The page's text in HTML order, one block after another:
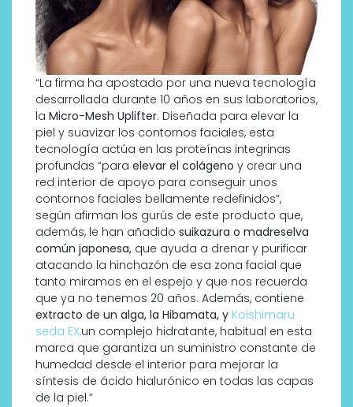
“La firma ha apostado por una nueva tecnología
desarrollada durante 10 años en sus laboratorios,
la Micro-Mesh Uplifter. Diseñada para elevar la
piel y suavizar los contornos faciales, esta
tecnología actúa en las proteínas integrinas
profundas “para elevar el colágeno y crear una
red interior de apoyo para conseguir unos
contornos faciales bellamente redefinidos”,
según afirman los gurús de este producto que,
además, le han añadido suikazura o madreselva
común japonesa, que ayuda a drenar y purificar
atacando la hinchazón de esa zona facial que
tanto miramos en el espejo y que nos recuerda
que ya no tenemos 20 años. Además, contiene
extracto de un alga, la Hibamata, y Koishimaru
seda EX,un complejo hidratante, habitual en esta
marca que garantiza un suministro constante de
humedad desde el interior para mejorar la
síntesis de ácido hialurónico en todas las capas
de la piel.”